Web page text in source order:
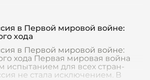
в Первой мировой войне:
хода
в Первой мировой войне:
хода Первая мировая война
испытанием для всех стран-
не стала исключением. В